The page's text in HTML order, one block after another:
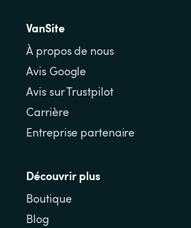
VanSite
À propos de nous
Avis Google
Avis sur Trustpilot
Carrière
Entreprise partenaire
Découvrir plus
Boutique
Blog